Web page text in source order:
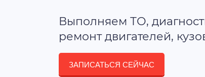
Выполняем ТО,
ремонт двигателей,
ЗАПИСАТЬСЯ СЕЙЧАС